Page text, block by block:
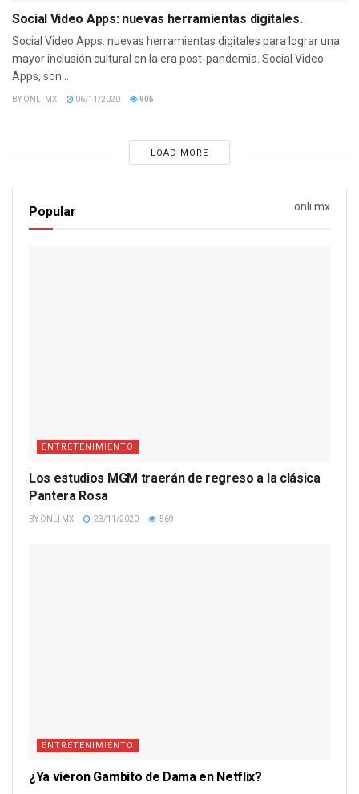
Social Video Apps: nuevas herramientas digitales.
Social Video Apps: nuevas herramientas digitales para lograr una
mayor inclusión cultural en la era post-pandemia. Social Video
Apps, son...
BY ONLI MX 06/11/2020 905
LOAD MORE
Popular onli mx
ENTRETENIMIENTO
Los estudios MGM traerán de regreso a la clásica
Pantera Rosa
BY ONLI MX 23/11/2020 569
ENTRETENIMIENTO
¿Ya vieron Gambito de Dama en Netflix?